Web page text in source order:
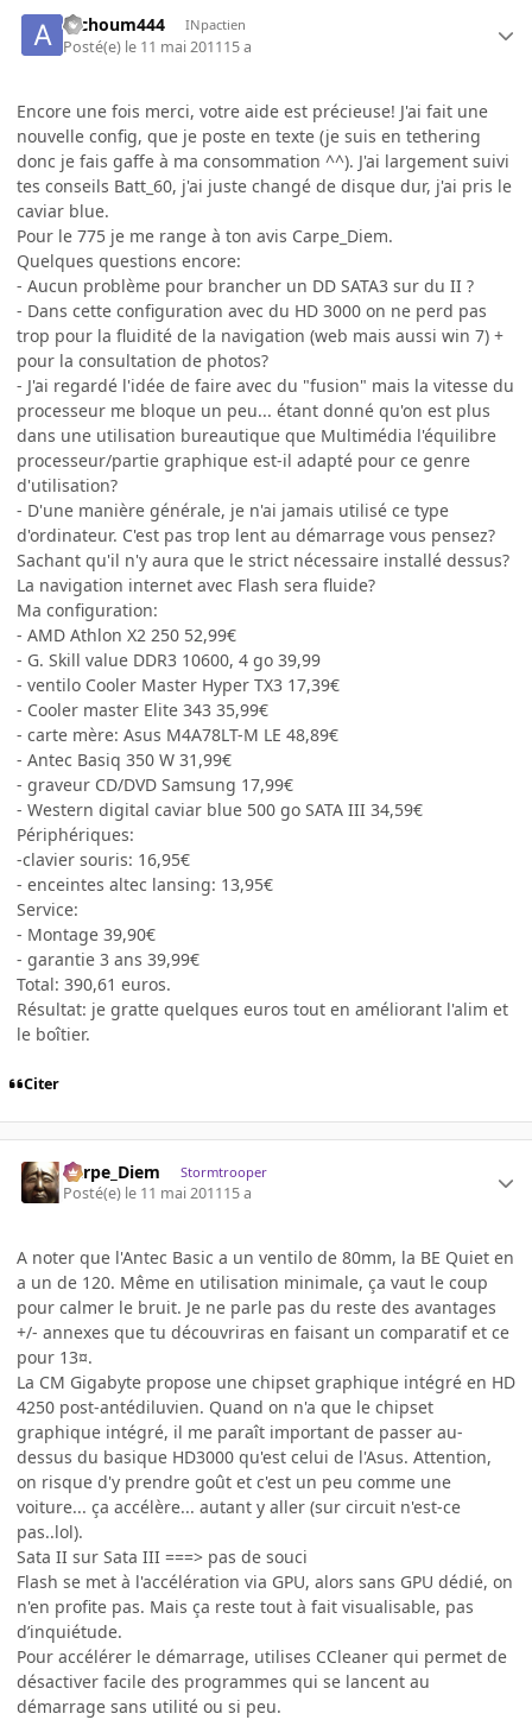
atchoum444 INpactien
Posté(e) le 11 mai 201115 a
Encore une fois merci, votre aide est précieuse! J'ai fait une
nouvelle config, que je poste en texte (je suis en tethering
donc je fais gaffe à ma consommation ^^). J'ai largement suivi
tes conseils Batt_60, j'ai juste changé de disque dur, j'ai pris le
caviar blue.
Pour le 775 je me range à ton avis Carpe_Diem.
Quelques questions encore:
- Aucun problème pour brancher un DD SATA3 sur du II ?
- Dans cette configuration avec du HD 3000 on ne perd pas
trop pour la fluidité de la navigation (web mais aussi win 7) +
pour la consultation de photos?
- J'ai regardé l'idée de faire avec du "fusion" mais la vitesse du
processeur me bloque un peu... étant donné qu'on est plus
dans une utilisation bureautique que Multimédia l'équilibre
processeur/partie graphique est-il adapté pour ce genre
d'utilisation?
- D'une manière générale, je n'ai jamais utilisé ce type
d'ordinateur. C'est pas trop lent au démarrage vous pensez?
Sachant qu'il n'y aura que le strict nécessaire installé dessus?
La navigation internet avec Flash sera fluide?
Ma configuration:
- AMD Athlon X2 250 52,99€
- G. Skill value DDR3 10600, 4 go 39,99
- ventilo Cooler Master Hyper TX3 17,39€
- Cooler master Elite 343 35,99€
- carte mère: Asus M4A78LT-M LE 48,89€
- Antec Basiq 350 W 31,99€
- graveur CD/DVD Samsung 17,99€
- Western digital caviar blue 500 go SATA III 34,59€
Périphériques:
-clavier souris: 16,95€
- enceintes altec lansing: 13,95€
Service:
- Montage 39,90€
- garantie 3 ans 39,99€
Total: 390,61 euros.
Résultat: je gratte quelques euros tout en améliorant l'alim et
le boîtier.
Citer
Carpe_Diem Stormtrooper
Posté(e) le 11 mai 201115 a
A noter que l'Antec Basic a un ventilo de 80mm, la BE Quiet en
a un de 120. Même en utilisation minimale, ça vaut le coup
pour calmer le bruit. Je ne parle pas du reste des avantages
+/- annexes que tu découvriras en faisant un comparatif et ce
pour 13¤.
La CM Gigabyte propose une chipset graphique intégré en HD
4250 post-antédiluvien. Quand on n'a que le chipset
graphique intégré, il me paraît important de passer au-
dessus du basique HD3000 qu'est celui de l'Asus. Attention,
on risque d'y prendre goût et c'est un peu comme une
voiture... ça accélère... autant y aller (sur circuit n'est-ce
pas..lol).
Sata II sur Sata III ===> pas de souci
Flash se met à l'accélération via GPU, alors sans GPU dédié, on
n'en profite pas. Mais ça reste tout à fait visualisable, pas
d’inquiétude.
Pour accélérer le démarrage, utilises CCleaner qui permet de
désactiver facile des programmes qui se lancent au
démarrage sans utilité ou si peu.